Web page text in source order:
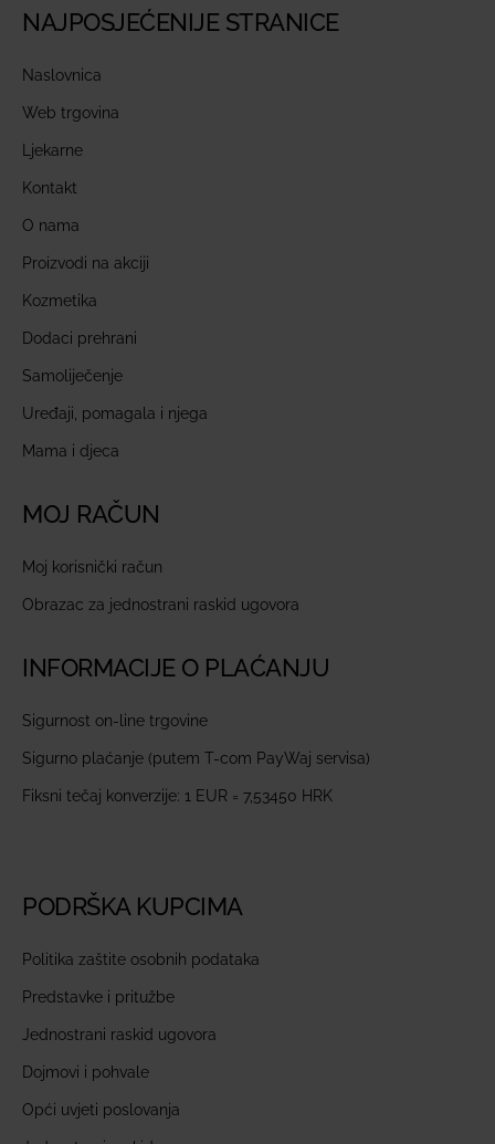
NAJPOSJEĆENIJE STRANICE
Naslovnica
Web trgovina
Ljekarne
Kontakt
O nama
Proizvodi na akciji
Kozmetika
Dodaci prehrani
Samoliječenje
Uređaji, pomagala i njega
Mama i djeca
MOJ RAČUN
Moj korisnički račun
Obrazac za jednostrani raskid ugovora
INFORMACIJE O PLAĆANJU
Sigurnost on-line trgovine
Sigurno plaćanje (putem T-com PayWaj servisa)
Fiksni tečaj konverzije: 1 EUR = 7,53450 HRK
PODRŠKA KUPCIMA
Politika zaštite osobnih podataka
Predstavke i pritužbe
Jednostrani raskid ugovora
Dojmovi i pohvale
Opći uvjeti poslovanja